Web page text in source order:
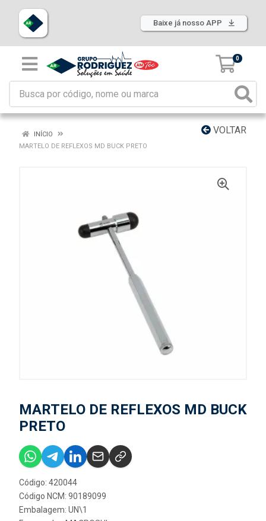
Baixe já nosso APP
0
VOLTAR
INÍCIO
MARTELO DE REFLEXOS MD BUCK PRETO
MARTELO DE REFLEXOS MD BUCK
PRETO
Código: 420044
Código NCM: 90189099
Embalagem: UN\1